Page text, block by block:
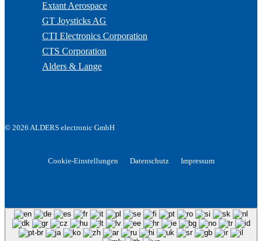
Extant Aerospace
GT Joysticks AG
CTI Electronics Corporation
CTS Corporation
Alders & Lange
© 2026 ALDERS electronic GmbH
Cookie-Einstellungen Datenschutz Impressum